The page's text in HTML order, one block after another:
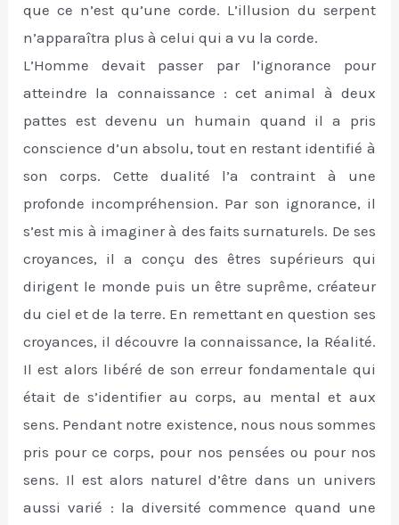
que ce n’est qu’une corde. L’illusion du serpent
n’apparaîtra plus à celui qui a vu la corde.
L’Homme devait passer par l’ignorance pour
atteindre la connaissance : cet animal à deux
pattes est devenu un humain quand il a pris
conscience d’un absolu, tout en restant identifié à
son corps. Cette dualité l’a contraint à une
profonde incompréhension. Par son ignorance, il
s’est mis à imaginer à des faits surnaturels. De ses
croyances, il a conçu des êtres supérieurs qui
dirigent le monde puis un être suprême, créateur
du ciel et de la terre. En remettant en question ses
croyances, il découvre la connaissance, la Réalité.
Il est alors libéré de son erreur fondamentale qui
était de s’identifier au corps, au mental et aux
sens. Pendant notre existence, nous nous sommes
pris pour ce corps, pour nos pensées ou pour nos
sens. Il est alors naturel d’être dans un univers
aussi varié : la diversité commence quand une